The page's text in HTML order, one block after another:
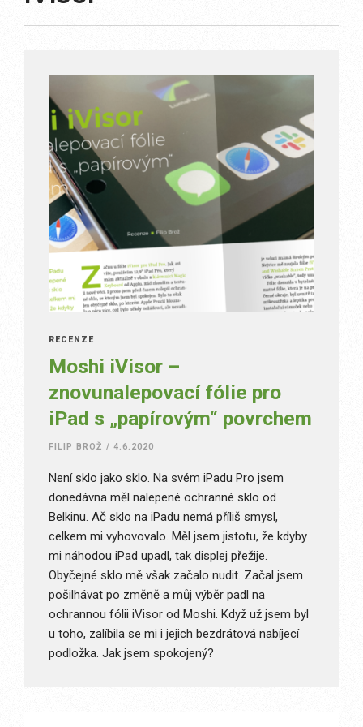
RECENZE
Moshi iVisor –
znovunalepovací fólie pro
iPad s „papírovým“ povrchem
FILIP BROŽ / 4.6.2020
Není sklo jako sklo. Na svém iPadu Pro jsem
donedávna měl nalepené ochranné sklo od
Belkinu. Ač sklo na iPadu nemá příliš smysl,
celkem mi vyhovovalo. Měl jsem jistotu, že kdyby
mi náhodou iPad upadl, tak displej přežije.
Obyčejné sklo mě však začalo nudit. Začal jsem
pošilhávat po změně a můj výběr padl na
ochrannou fólii iVisor od Moshi. Když už jsem byl
u toho, zalíbila se mi i jejich bezdrátová nabíjecí
podložka. Jak jsem spokojený?